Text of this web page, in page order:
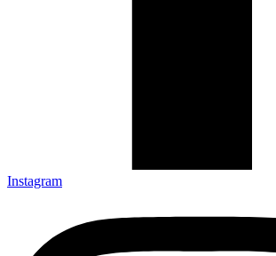
Instagram